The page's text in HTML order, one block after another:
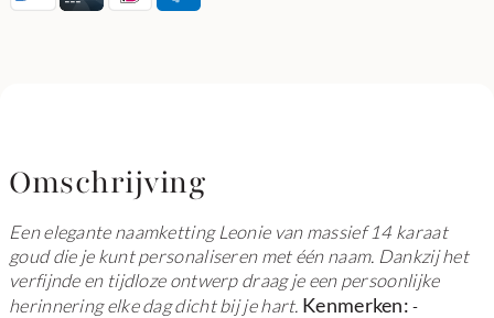
Omschrijving
Een elegante naamketting Leonie van massief 14 karaat
goud die je kunt personaliseren met één naam. Dankzij het
verfijnde en tijdloze ontwerp draag je een persoonlijke
herinnering elke dag dicht bij je hart. Kenmerken: -